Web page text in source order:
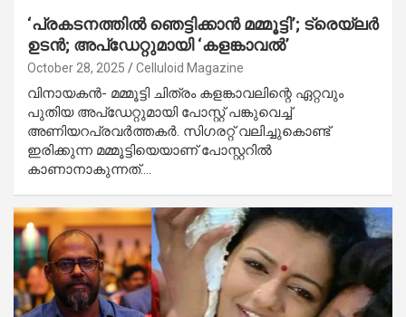
‘പ്രകടനത്തില്‍ ഞെട്ടിക്കാൻ മമ്മൂട്ടി’; ട്രെയ്‌ലർ
ഉടൻ; അപ്‌ഡേറ്റുമായി ‘കളങ്കാവൽ’
October 28, 2025 Celluloid Magazine
വിനായകൻ- മമ്മൂട്ടി ചിത്രം കളങ്കാവലിന്റെ ഏറ്റവും
പുതിയ അപ്ഡേറ്റുമായി പോസ്റ്റ് പങ്കുവെച്ച്
അണിയറപ്രവർത്തകർ. സിഗരറ്റ് വലിച്ചുകൊണ്ട്
ഇരിക്കുന്ന മമ്മൂട്ടിയെയാണ് പോസ്റ്ററിൽ
കാണാനാകുന്നത്.…